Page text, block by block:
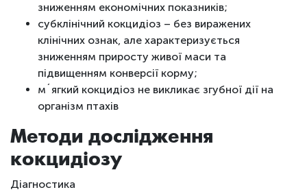
зниженням економічних показників;
субклінічний кокцидіоз – без виражених
клінічних ознак, але характеризується
зниженням приросту живої маси та
підвищенням конверсії корму;
м´ягкий кокцидіоз не викликає згубної дії на
організм птахів
Методи дослідження
кокцидіозу
Діагностика